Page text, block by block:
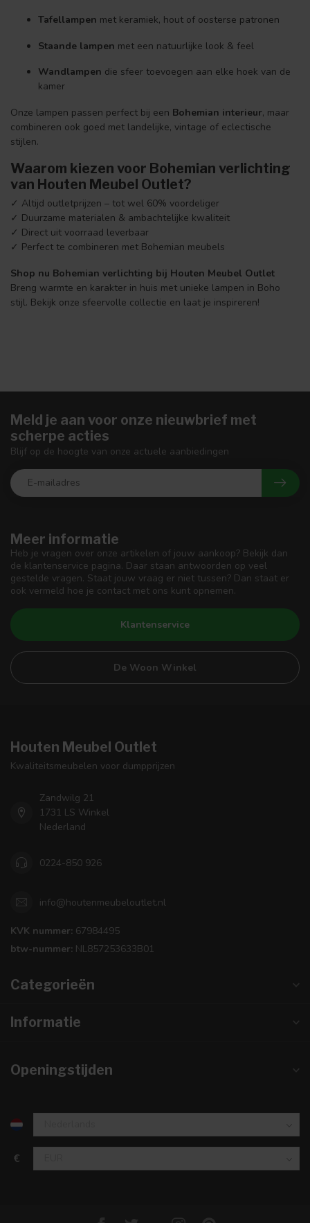
Tafellampen met keramiek, hout of oosterse patronen
Staande lampen met een natuurlijke look & feel
Wandlampen die sfeer toevoegen aan elke hoek van de
kamer
Onze lampen passen perfect bij een Bohemian interieur, maar
combineren ook goed met landelijke, vintage of eclectische
stijlen.
Waarom kiezen voor Bohemian verlichting
van Houten Meubel Outlet?
✓ Altijd outletprijzen – tot wel 60% voordeliger
✓ Duurzame materialen & ambachtelijke kwaliteit
✓ Direct uit voorraad leverbaar
✓ Perfect te combineren met Bohemian meubels
Shop nu Bohemian verlichting bij Houten Meubel Outlet
Breng warmte en karakter in huis met unieke lampen in Boho
stijl. Bekijk onze sfeervolle collectie en laat je inspireren!
Meer informatie
Heb je vragen over onze artikelen of jouw aankoop? Bekijk dan
de klantenservice pagina. Daar staan antwoorden op veel
gestelde vragen. Staat jouw vraag er niet tussen? Dan staat er
ook vermeld hoe je contact met ons kunt opnemen.
Klantenservice
De Woon Winkel
Meld je aan voor onze nieuwbrief met
scherpe acties
Blijf op de hoogte van onze actuele aanbiedingen
Houten Meubel Outlet
Kwaliteitsmeubelen voor dumpprijzen
Zandwilg 21
1731 LS Winkel
Nederland
0224-850 926
info@houtenmeubeloutlet.nl
KVK nummer: 67984495
btw-nummer: NL857253633B01
Categorieën
Informatie
Openingstijden
€